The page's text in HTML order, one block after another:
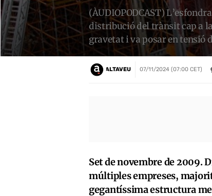
(ÀUDIOPODCAST)
distribució del trànsit cap a
gravetat i va posar en tensió
ALTAVEU 07/11/2024 (07:00 CET)
Set de novembre de 2009.
múltiples empreses,
gegantíssima estructura